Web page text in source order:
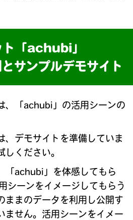
ト「achubi」
サンプルデモサイト
、「achubi」の活用シーンの
、デモサイトを準備していま
しください。
「achubi」を体感してもら
シーンをイメージしてもらう
ままのデータを利用し公開す
ません。活用シーンをイメー